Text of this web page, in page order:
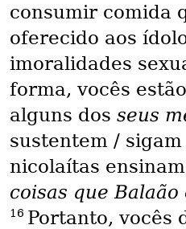
consumir comida
oferecido aos
imoralidades
forma, vocês
alguns dos seus
sustentem / sigam
nicolaítas
coisas que Balaão
16 Portanto, vocês